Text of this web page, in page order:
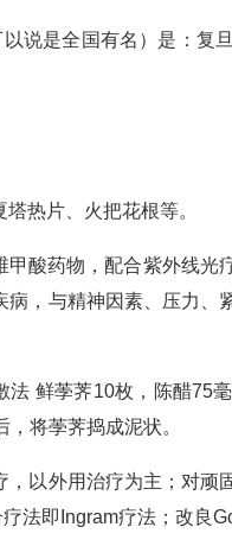
说是全国有名）是：复
热片、火把花根等。
酸药物，配合紫外线光
，与精神因素、压力、
法 鲜荸荠10枚，陈醋75
将荸荠捣成泥状。
以外用治疗为主；对
法即Ingram疗法；改良